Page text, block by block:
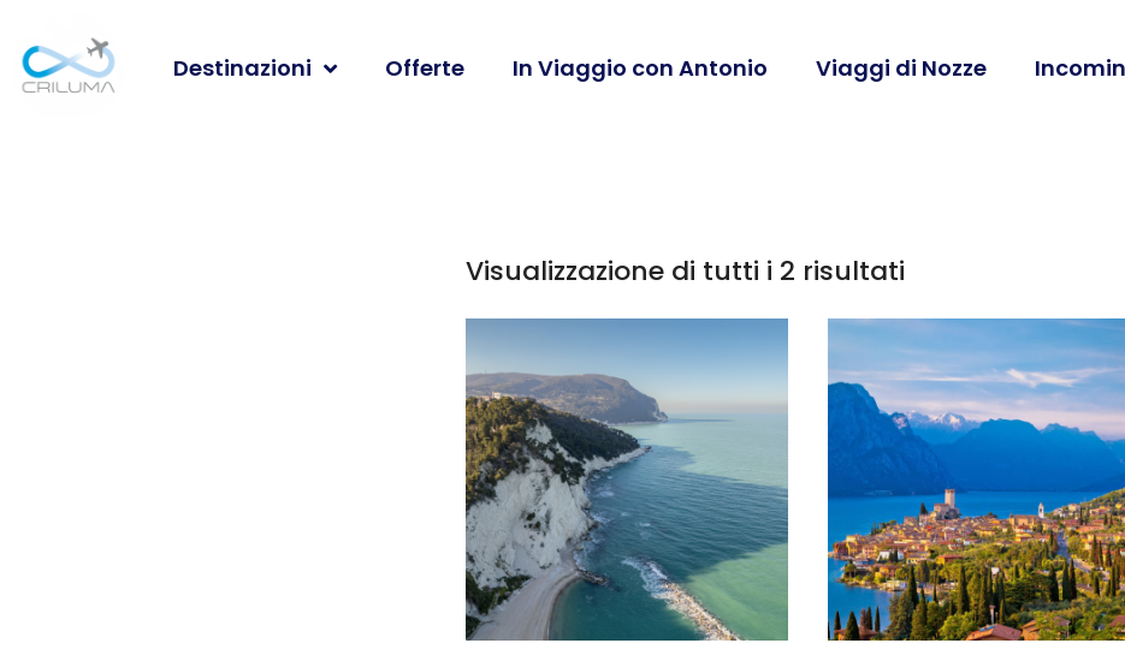
Destinazioni Offerte In Viaggio con Antonio Viaggi di Nozze
Visualizzazione di tutti i 2 risultati